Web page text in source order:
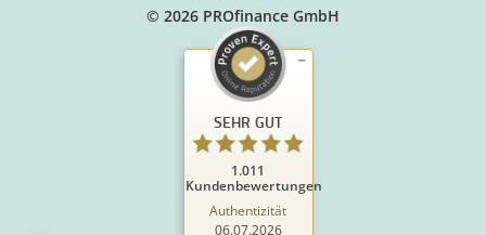
© 2026 PROfinance GmbH
SEHR GUT
1.011
Kundenbewertungen
Authentizität
06.07.2026